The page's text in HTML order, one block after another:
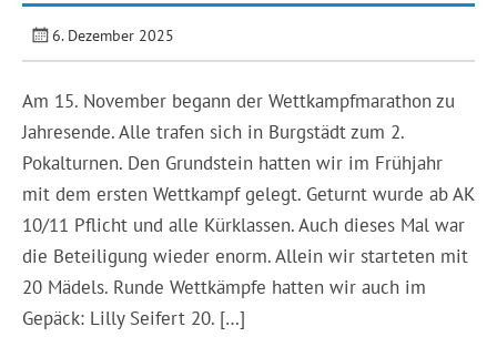
6. Dezember 2025
Am 15. November begann der Wettkampfmarathon zu
Jahresende. Alle trafen sich in Burgstädt zum 2.
Pokalturnen. Den Grundstein hatten wir im Frühjahr
mit dem ersten Wettkampf gelegt. Geturnt wurde ab AK
10/11 Pflicht und alle Kürklassen. Auch dieses Mal war
die Beteiligung wieder enorm. Allein wir starteten mit
20 Mädels. Runde Wettkämpfe hatten wir auch im
Gepäck: Lilly Seifert 20. […]